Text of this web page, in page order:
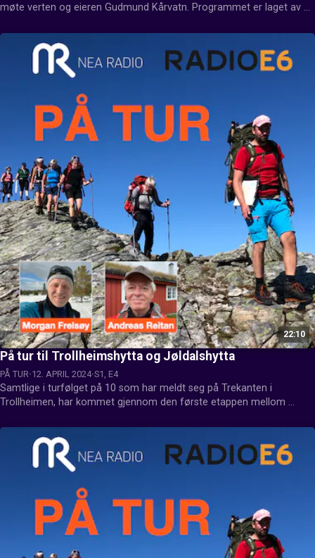
møte verten og eieren Gudmund Kårvatn. Programmet er laget av
22:10
På tur til Trollheimshytta og Jøldalshytta
PÅ TUR 12. APRIL 2024 S1, E4
Samtlige i turfølget på 10 som har meldt seg på Trekanten i
Trollheimen, har kommet gjennom den første etappen mellom
med nye turmuligheter. Og verten ved Jøldalhytta har noen artige do-
historier på lager.
Ansvarlig for programmet er Morgan Frelsøy.